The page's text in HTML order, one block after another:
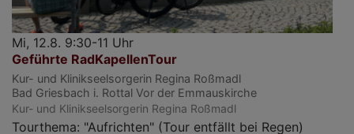
Mi, 12.8. 9:30-11 Uhr
Geführte RadKapellenTour
Kur- und Klinikseelsorgerin Regina Roßmadl
Bad Griesbach i. Rottal Vor der Emmauskirche
Kur- und Klinikseelsorgerin Regina Roßmadl
Tourthema: "Aufrichten" (Tour entfällt bei Regen)